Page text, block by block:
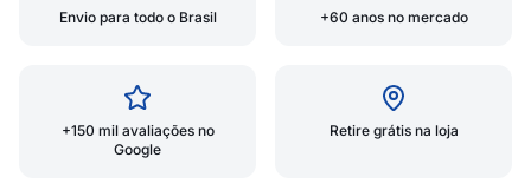
Envio para todo o Brasil +60 anos no mercado
+150 mil avaliações no
Google
Retire grátis na loja